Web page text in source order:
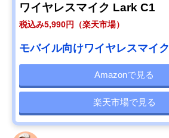
ワイヤレスマイク Lark C1
税込み5,990円（楽天市場）
モバイル向けワイヤレスマイク
Amazonで見る
楽天市場で見る